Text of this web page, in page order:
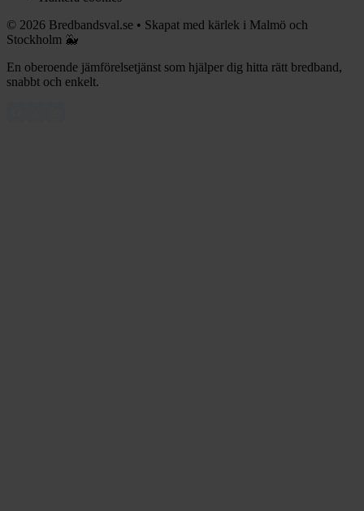
© 2026 Bredbandsval.se • Skapat med kärlek i Malmö och
Stockholm 🐳
En oberoende jämförelsetjänst som hjälper dig hitta rätt bredband,
snabbt och enkelt.